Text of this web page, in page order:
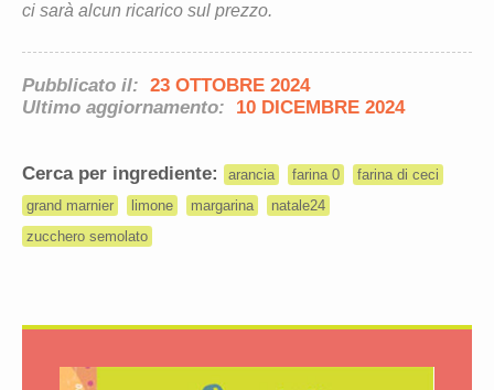
ci sarà alcun ricarico sul prezzo.
Pubblicato il: 23 OTTOBRE 2024
Ultimo aggiornamento:
10 DICEMBRE 2024
Cerca per ingrediente: arancia farina 0
farina di ceci
grand marnier
limone margarina
natale24
zucchero semolato